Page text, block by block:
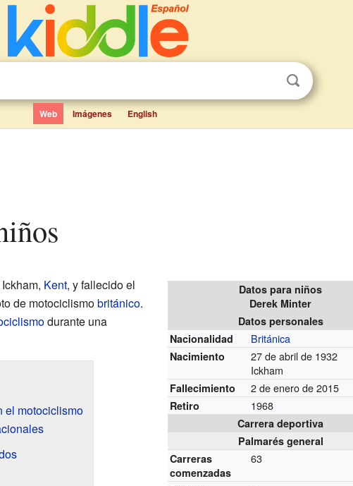
Web Imágenes English
Datos para niños
Derek Minter
Datos personales
Nacionalidad
Británica
Nacimiento
27 de abril de 1932
Ickham
Fallecimiento 2 de enero de 2015
Retiro 1968
Carrera deportiva
Palmarés general
Carreras
comenzadas
63
Kent, y fallecido el
de motociclismobritánico.
durante una
el motociclismo